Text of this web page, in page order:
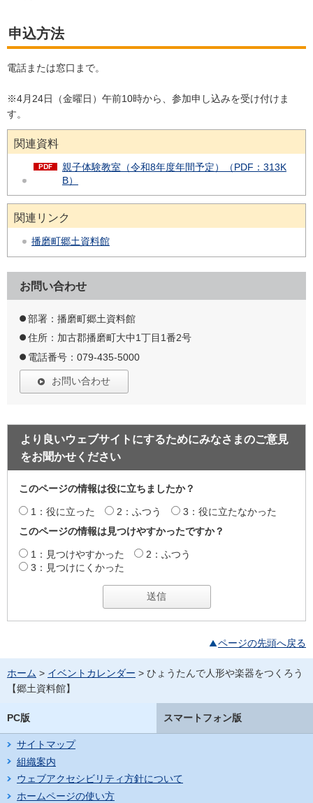
申込方法
電話または窓口まで。
※4月24日（金曜日）午前10時から、参加申し込みを受け付けま
す。
関連資料
親子体験教室（令和8年度年間予定）（PDF：313K
B）
関連リンク
播磨町郷土資料館
お問い合わせ
部署：播磨町郷土資料館
住所：加古郡播磨町大中1丁目1番2号
電話番号：079-435-5000
お問い合わせ
より良いウェブサイトにするためにみなさまのご意見
をお聞かせください
このページの情報は役に立ちましたか？
1：役に立った 2：ふつう
3：役に立たなかった
このページの情報は見つけやすかったですか？
1：見つけやすかった
2：ふつう
3：見つけにくかった
ページの先頭へ戻る
ホーム > イベントカレンダー > ひょうたんで人形や楽器をつくろう
【郷土資料館】
PC版 スマートフォン版
サイトマップ
組織案内
ウェブアクセシビリティ方針について
ホームページの使い方